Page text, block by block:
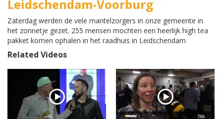
Leidschendam-Voorburg
Zaterdag werden de vele mantelzorgers in onze gemeente in
het zonnetje gezet. 255 mensen mochten een heerlijk high tea
pakket komen ophalen in het raadhuis in Leidschendam
Related Videos